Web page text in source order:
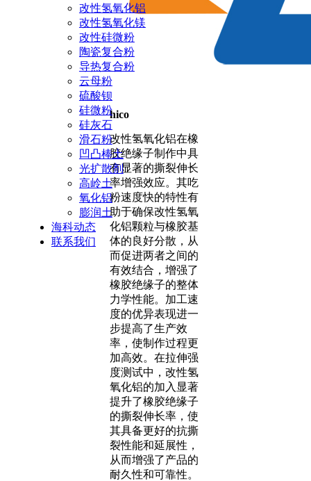
改性氢氧化铝
改性氢氧化镁
改性硅微粉
陶瓷复合粉
导热复合粉
云母粉
硫酸钡
硅微粉
硅灰石
滑石粉
凹凸棒土
光扩散剂
高岭土
氧化铝
膨润土
海科动态
联系我们
hico
改性氢氧化铝在橡
胶绝缘子制作中具
有显著的撕裂伸长
率增强效应。其吃
粉速度快的特性有
助于确保改性氢氧
化铝颗粒与橡胶基
体的良好分散，从
而促进两者之间的
有效结合，增强了
橡胶绝缘子的整体
力学性能。加工速
度的优异表现进一
步提高了生产效
率，使制作过程更
加高效。在拉伸强
度测试中，改性氢
氧化铝的加入显著
提升了橡胶绝缘子
的撕裂伸长率，使
其具备更好的抗撕
裂性能和延展性，
从而增强了产品的
耐久性和可靠性。